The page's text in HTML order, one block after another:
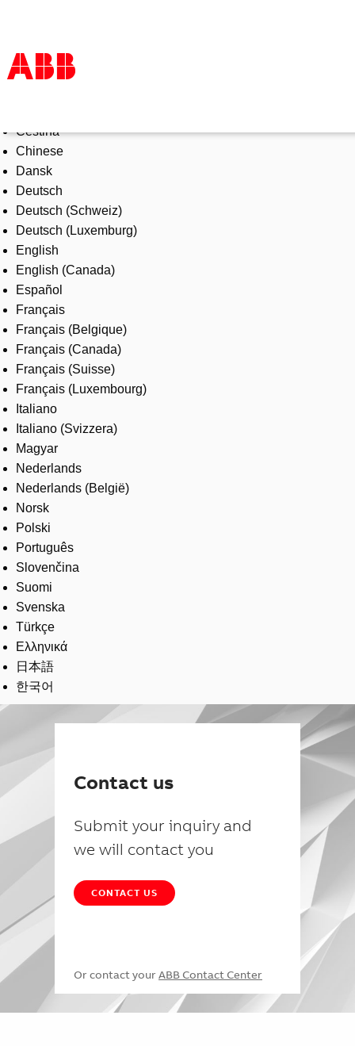
Products & Solutions
Industries
Services
About us
Where to buy
Contact us
Careers
Čeština
Chinese
Dansk
Deutsch
Deutsch (Schweiz)
Deutsch (Luxemburg)
English
English (Canada)
Español
Français
Français (Belgique)
Français (Canada)
Français (Suisse)
Français (Luxembourg)
Italiano
Italiano (Svizzera)
Magyar
Nederlands
Nederlands (België)
Norsk
Polski
Português
Slovenčina
Suomi
Svenska
Türkçe
Ελληνικά
日本語
한국어
Contact us
Submit your inquiry and
we will contact you
CONTACT US
Or contact your ABB Contact Center